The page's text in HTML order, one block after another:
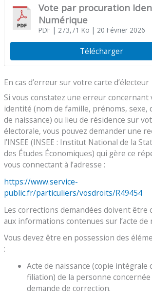
Vote par procuration
Numérique
PDF| 273,71 Ko | 20 Février 2026
Télécharger
En cas d’erreur sur votre carte d’électeur
Si vous constatez une erreur concernant
identité (nom de famille, prénoms, sexe,
de naissance) ou lieu de résidence sur
électorale, vous pouvez demander une
l’INSEE (INSEE : Institut National de la
des Études Économiques) qui gère ce
vous connectant à l’adresse :
https://www.service-
public.fr/particuliers/vosdroits/R49454
Les corrections demandées doivent être
aux informations contenues sur l’acte de
Vous devez être en possession des
:
Acte de naissance (copie intégrale
filiation) de la personne concernée
demande de correction.